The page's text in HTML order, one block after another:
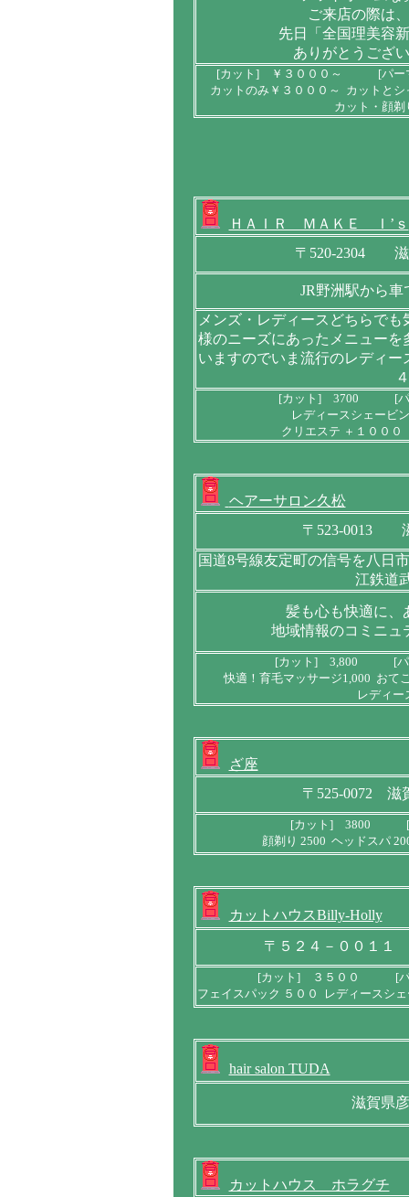
ご来店の際は
先日「全国理美容
ありがとうござ
[カット] ￥３０００～ [パー
カットのみ￥３０００～ カットと
カット・顔
ＨＡＩＲ ＭＡＫＥ Ｉ’ｓ
〒520-2304 滋
JR野洲駅から
メンズ・レディースどちらで
様のニーズにあったメニュー
いますのでいま流行のレディ
[カット] 3700 [パ
レディースシェービ
クリエステ ＋１０００
ヘアーサロン久松
〒523-0013 滋
国道8号線友定町の信号を八日
江鉄道
髪も心も快適に、
地域情報のコミニュ
[カット] 3,800 [パ
快適！育毛マッサージ1,000 おて
レディ
ざ座
〒525-0072 滋
[カット] 3800 [
顔剃り 2500 ヘッドスパ
カットハウスBilly-Holly
〒５２４－００１
[カット] ３５００ [
フェイスパック ５００ レディースシ
hair salon TUDA
滋賀県
カットハウス ホラグチ